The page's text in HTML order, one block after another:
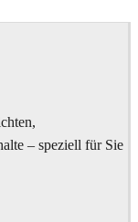
– speziell für Sie